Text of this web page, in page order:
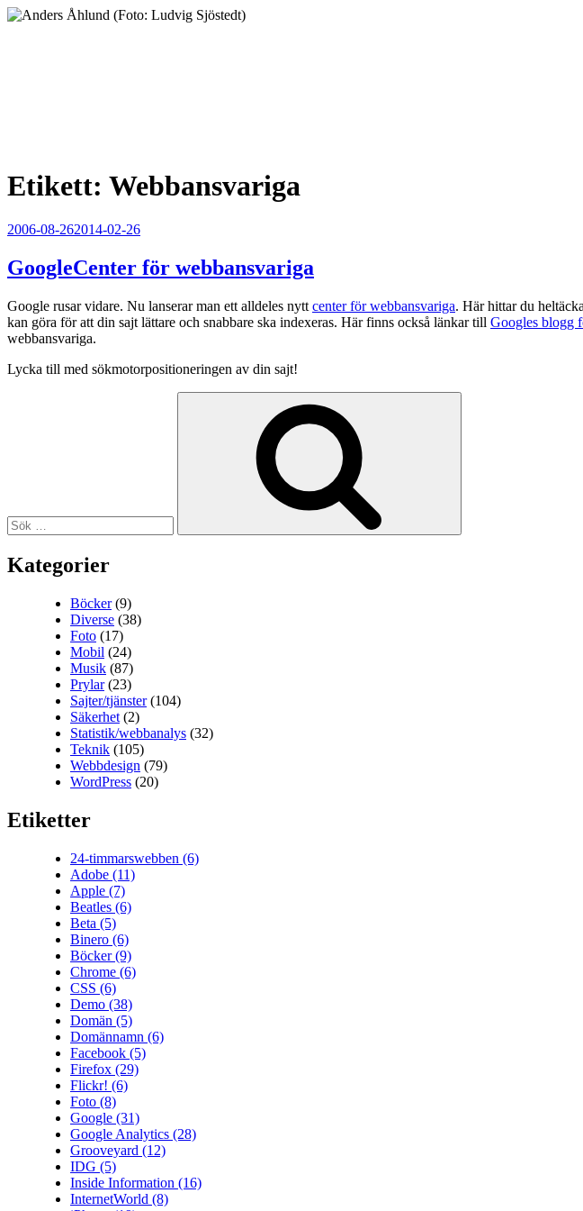
Hoppa
Etikett: Webbansvariga
Publicerat
2006-08-262014-02-26
GoogleCenter för webbansvariga
Google rusar vidare. Nu lanserar man ett alldeles nytt center för webbansvariga. Här hittar du
kan göra för att din sajt lättare och snabbare ska indexeras. Här finns också länkar till Googles blogg
webbansvariga.
Lycka till med sökmotorpositioneringen av din sajt!
Kategorier
Böcker(9)
Diverse (38)
Foto (17)
Mobil (24)
Musik (87)
Prylar(23)
Sajter/tjänster(104)
Säkerhet (2)
Statistik/webbanalys (32)
Teknik (105)
Webbdesign (79)
WordPress (20)
Etiketter
24-timmarswebben (6)
Adobe (11)
Apple (7)
Beatles (6)
Beta (5)
Binero (6)
Böcker(9)
Chrome (6)
CSS (6)
Demo (38)
Domän (5)
Domännamn (6)
Facebook (5)
Firefox (29)
Flickr! (6)
Foto (8)
Google (31)
Google Analytics (28)
Grooveyard (12)
IDG (5)
Inside Information (16)
InternetWorld (8)